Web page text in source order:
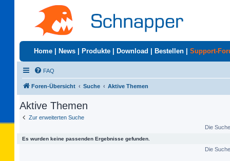
Home News Produkte Download Bestellen Support-
FAQ
Foren-Übersicht Suche Aktive Themen
Aktive Themen
Zur erweiterten Suche
Die
Es wurden keine passenden Ergebnisse gefunden.
Die